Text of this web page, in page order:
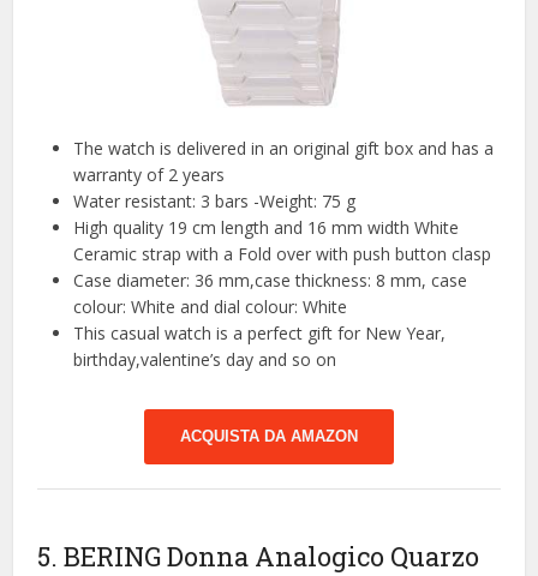
The watch is delivered in an original gift box and has a
warranty of 2 years
Water resistant: 3 bars -Weight: 75 g
High quality 19 cm length and 16 mm width White
Ceramic strap with a Fold over with push button clasp
Case diameter: 36 mm,case thickness: 8 mm, case
colour: White and dial colour: White
This casual watch is a perfect gift for New Year,
birthday,valentine’s day and so on
ACQUISTA DA AMAZON
5. BERING Donna Analogico Quarzo